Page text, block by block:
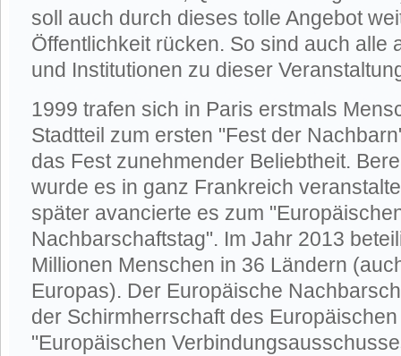
soll auch durch dieses tolle Angebot
Öffentlichkeit rücken. So sind auch alle
und Institutionen zu dieser
1999 trafen sich in Paris erstmals
Stadtteil zum ersten "Fest der
das Fest zunehmender Beliebtheit.
wurde es in ganz Frankreich
später avancierte es zum
Nachbarschaftstag". Im Jahr 2013
Millionen Menschen in 36 Ländern
Europas). Der Europäische
der Schirmherrschaft des
"Europäischen